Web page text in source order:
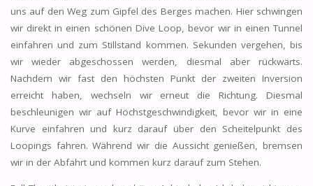
uns auf den Weg zum Gipfel des Berges machen. Hier schwingen
wir direkt in einen schönen Dive Loop, bevor wir in einen Tunnel
einfahren und zum Stillstand kommen. Sekunden vergehen, bis
wir wieder abgeschossen werden, diesmal aber rückwärts.
Nachdem wir fast den höchsten Punkt der zweiten Inversion
erreicht haben, wechseln wir erneut die Richtung. Diesmal
beschleunigen wir auf Höchstgeschwindigkeit, bevor wir in eine
Kurve einfahren und kurz darauf über den Scheitelpunkt des
Loopings fahren. Während wir die Aussicht genießen, bremsen
wir in der Abfahrt und kommen kurz darauf zum Stehen.